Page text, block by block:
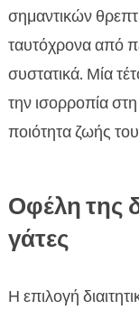
σημαντικών
ταυτόχρονα από
συστατικά. Μία
την ισορροπία
ποιότητα ζωής
Οφέλη της
γάτες
Η επιλογή